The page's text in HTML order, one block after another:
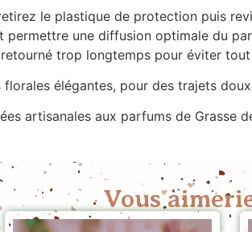
le plastique de protection puis
permettre une diffusion optimale du
trop longtemps pour éviter
élégantes, pour des trajets
artisanales aux parfums de Grasse
Vous